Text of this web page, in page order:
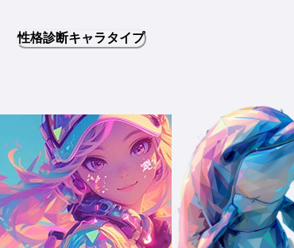
性格診断キャラタイプ